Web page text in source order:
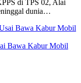
di TPS 02, Alai
dunia…
Bawa Kabur Mobil